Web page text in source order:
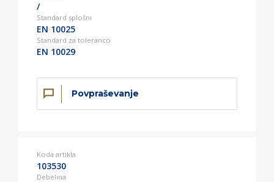
/
Standard splošni
EN 10025
Standard za toleranco
EN 10029
Povpraševanje
Koda artikla
103530
Debelina